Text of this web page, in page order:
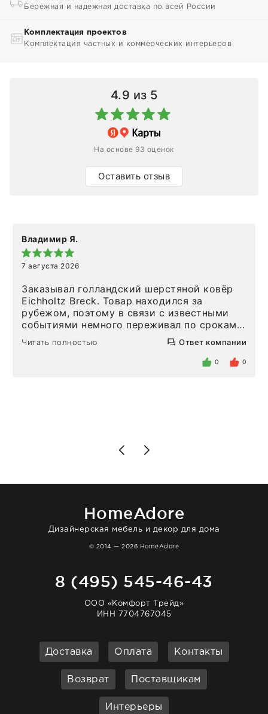
Бережная и надежная доставка по всей России
Комплектация проектов
Комплектация частных и коммерческих интерьеров
4.9 из 5
На основе 93 оценок
Оставить отзыв
Владимир Я.
7 августа 2026
Заказывал голландский шерстяной ковёр
Eichholtz Breck. Товар находился за
рубежом, поэтому в связи с известными
событиями немного переживал по срокам.
Но homeadore привезли ровно в
определенное в договоре время, без
то качество выше всяких похвал. Выглядит
Читать полностью Ответ компании
0 0
HomeAdore
Дизайнерская мебель и декор для дома
© 2014 — 2026 HomeAdore
8 (495) 545-46-43
ООО «Комфорт Трейд»
ИНН 7704767045
Доставка Оплата Контакты
Возврат Поставщикам
Интерьеры